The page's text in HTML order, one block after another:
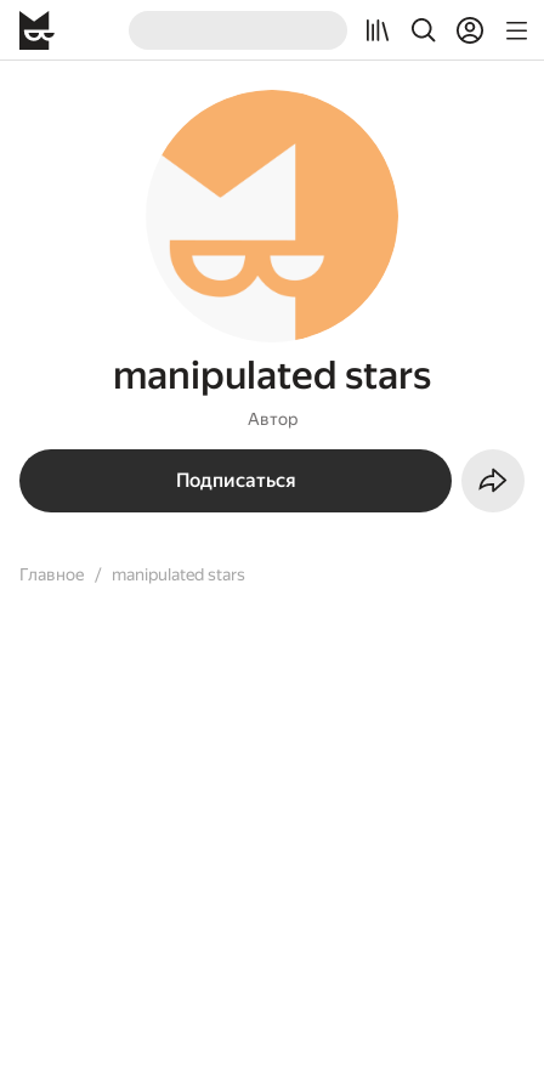
manipulated stars
Автор
Подписаться
Главное manipulated stars